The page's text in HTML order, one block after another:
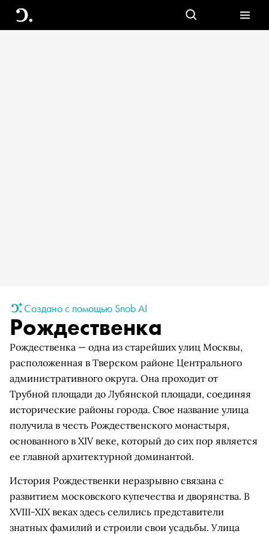
Создано с помощью Snob AI
Рождественка
Рождественка — одна из старейших улиц Москвы,
расположенная в Тверском районе Центрального
административного округа. Она проходит от
Трубной площади до Лубянской площади, соединяя
исторические районы города. Свое название улица
получила в честь Рождественского монастыря,
основанного в XIV веке, который до сих пор является
ее главной архитектурной доминантой.
История Рождественки неразрывно связана с
развитием московского купечества и дворянства. В
XVIII-XIX веках здесь селились представители
знатных фамилий и строили свои усадьбы. Улица